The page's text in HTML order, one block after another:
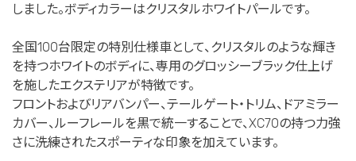
しました。ボディカラーはクリスタルホワイトパールです。
全国100台限定の特別仕様車として、クリスタルのような輝き
を持つホワイトのボディに、専用のグロッシーブラック仕上げ
を施したエクステリアが特徴です。
フロントおよびリアバンパー、テールゲート・トリム、ドアミラー
カバー、ルーフレールを黒で統一することで、XC70の持つ力強
さに洗練されたスポーティな印象を加えています。